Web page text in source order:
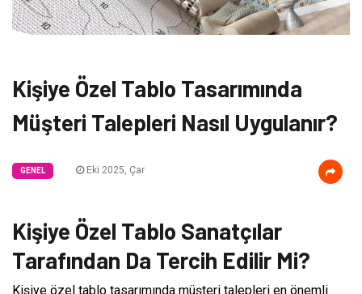
Kişiye Özel Tablo Tasarımında
Müşteri Talepleri Nasıl Uygulanır?
GENEL Eki 2025, Çar
Kişiye Özel Tablo Sanatçılar
Tarafından Da Tercih Edilir Mi?
Kişiye özel tablo tasarımında müşteri talepleri en önemli